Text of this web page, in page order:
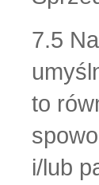
7.5
to
i/lub